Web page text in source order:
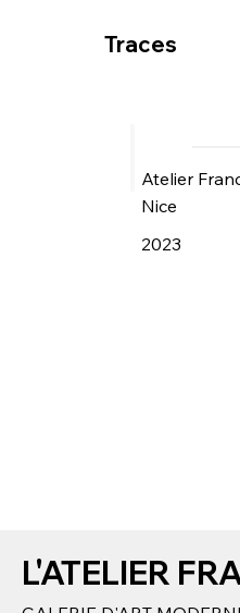
Traces
Atelier
Nice
2023
L'ATELIER